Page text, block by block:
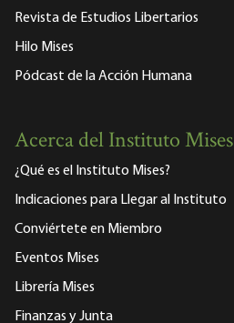
Revista de Estudios Libertarios
Hilo Mises
Pódcast de la Acción Humana
Acerca del Instituto Mises
¿Qué es el Instituto Mises?
Indicaciones para Llegar al Instituto
Conviértete en Miembro
Eventos Mises
Librería Mises
Finanzas y Junta